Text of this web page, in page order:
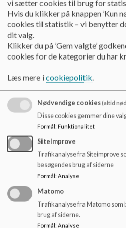
hvilket i denne kontekst betyder,
ordentlige og anerkendende
fællesskabet - kun det vi ved
ved, og det er også gældende, når
Hvad er mobning?
Mobning er et gruppefænomen.
medløbere, som mere eller
udstødelsen eller nedværdigelsen
medlemmer.
Mobning foregår i og omkring
og online, hvor flere personer
og skiftende roller.
Mobning kan være en måde at
ikke lykkes at samles i
emner/aktiviteter.
Uanset om mobningen foregår
andre fora, kan mobbeårsagen
vi sætter cookies til brug for
Hvis du klikker på knappen ’Kun
cookies til statistik – vi benytter
dit valg.
Klikker du på ’Gem valgte’
cookies for de kategorier du har
Læs mere icookiepolitik.
Nødvendige cookies(altid
Disse cookies gemmer dine
Formål: Funktionalitet
SiteImprove
Trafikanalyse fra Siteimprove
besøgendes brug af siderne
Formål : Analyse
Matomo
Trafikanalyse fra Matomo som
brug af siderne.
Formål: Analyse